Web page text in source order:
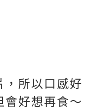
所以口感好
好想再食～